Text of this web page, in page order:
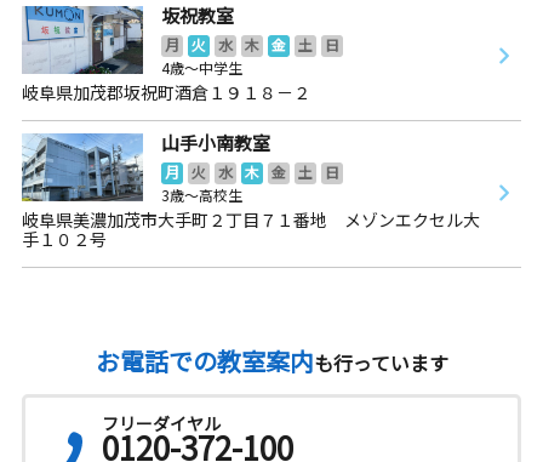
坂祝教室
月 火 水 木 金 土
日
4歳～中学生
岐阜県加茂郡坂祝町酒倉１９１８－２
山手小南教室
月 火 水 木 金 土
日
3歳～高校生
岐阜県美濃加茂市大手町２丁目７１番地 メゾンエクセル大
手１０２号
お電話での教室案内も行っています
フリーダイヤル
0120-372-100